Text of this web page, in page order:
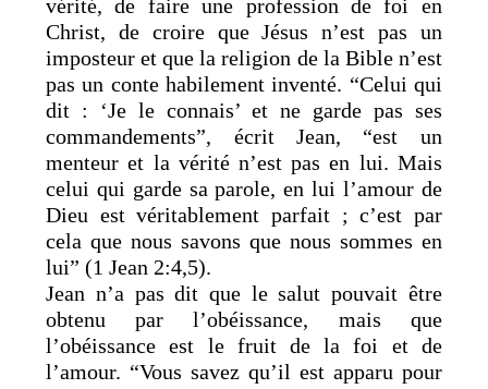
vérité, de faire une profession de foi en
Christ, de croire que Jésus n’est pas un
imposteur et que la religion de la Bible n’est
pas un conte habilement inventé. “Celui qui
dit : ‘Je le connais’ et ne garde pas ses
commandements”, écrit Jean, “est un
menteur et la vérité n’est pas en lui. Mais
celui qui garde sa parole, en lui l’amour de
Dieu est véritablement parfait ; c’est par
cela que nous savons que nous sommes en
lui” (1 Jean 2:4,5).
Jean n’a pas dit que le salut pouvait être
obtenu par l’obéissance, mais que
l’obéissance est le fruit de la foi et de
l’amour. “Vous savez qu’il est apparu pour